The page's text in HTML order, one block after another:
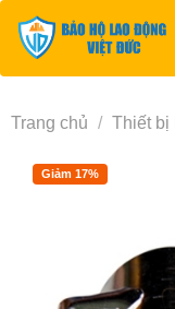
qua
Trang chủ / Thiết bị
Giảm 17%